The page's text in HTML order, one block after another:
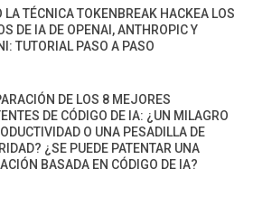
LA TÉCNICA TOKENBREAK HACKEA LOS
DE IA DE OPENAI, ANTHROPIC Y
TUTORIAL PASO A PASO
DE LOS 8 MEJORES
DE CÓDIGO DE IA: ¿UN MILAGRO
O UNA PESADILLA DE
¿SE PUEDE PATENTAR UNA
BASADA EN CÓDIGO DE IA?